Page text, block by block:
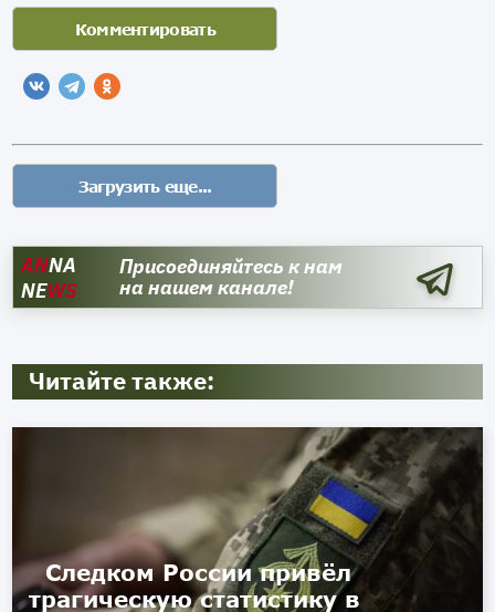
ANNA
NEWS
Присоединяйтесь к нам
на нашем канале!
Читайте также:
Следком России привёл
трагическую статистику в